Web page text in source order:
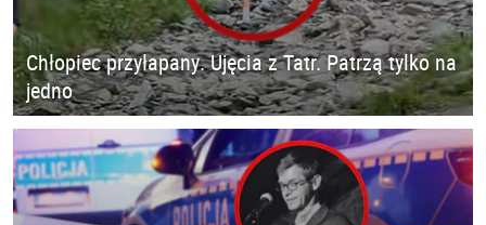
Chłopiec przyłapany. Ujęcia z Tatr. Patrzą tylko na
jedno